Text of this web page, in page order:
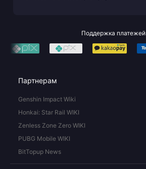
Поддержка платежей
Партнерам
Genshin Impact Wiki
Honkai: Star Rail WIKI
Zenless Zone Zero WIKI
PUBG Mobile WIKI
BitTopup News